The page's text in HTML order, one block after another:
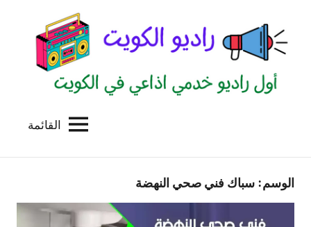
المحتوى
الكويت
للاعلانات
القائمة
الوسم: سباك فني صحي النهضة